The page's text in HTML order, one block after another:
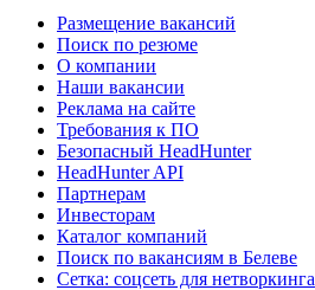
Размещение вакансий
Поиск по резюме
О компании
Наши вакансии
Реклама на сайте
Требования к ПО
Безопасный HeadHunter
HeadHunter API
Партнерам
Инвесторам
Каталог компаний
Поиск по вакансиям в Белеве
Сетка: соцсеть для нетворкинга